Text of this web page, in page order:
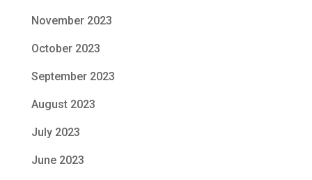
November 2023
October 2023
September 2023
August 2023
July 2023
June 2023